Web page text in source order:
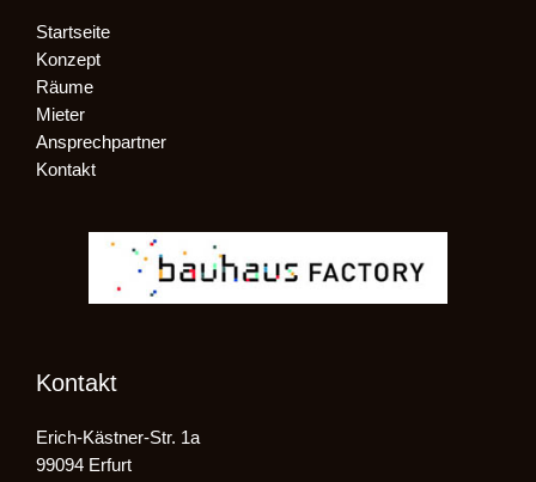
Startseite
Konzept
Räume
Mieter
Ansprechpartner
Kontakt
Kontakt
Erich-Kästner-Str. 1a
99094 Erfurt